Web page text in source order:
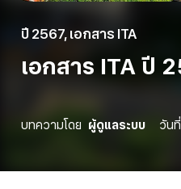
ปี 2567, เอกสาร ITA
เอกสาร ITA ปี
บทความโดย ผู้ดูแลระบบ วันที่